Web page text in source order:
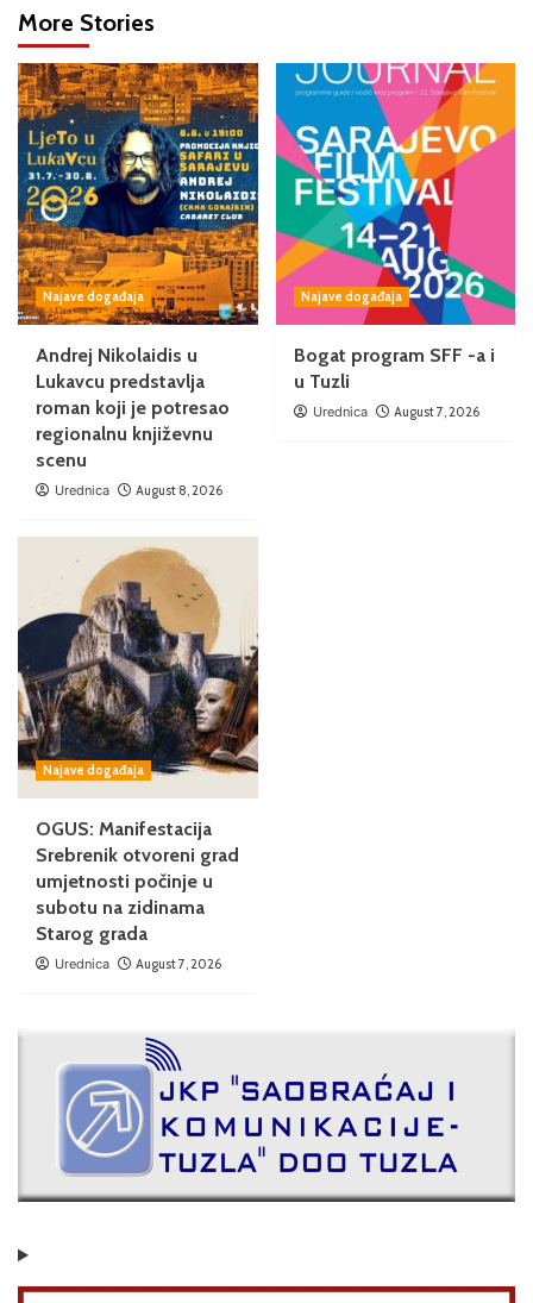
More Stories
Najave događaja
Andrej Nikolaidis u
Lukavcu predstavlja
roman koji je potresao
regionalnu književnu
scenu
Urednica August 8, 2026
Najave događaja
Bogat program SFF -a i
u Tuzli
Urednica August 7, 2026
Najave događaja
OGUS: Manifestacija
Srebrenik otvoreni grad
umjetnosti počinje u
subotu na zidinama
Starog grada
Urednica August 7, 2026